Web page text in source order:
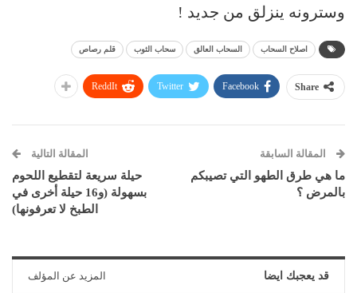
وسترونه ينزلق من جديد !
اصلاح السحاب السحاب العالق سحاب الثوب قلم رصاص
Share
Facebook
Twitter
ReddIt
المقالة السابقة
ما هي طرق الطهو التي تصيبكم
بالمرض ؟
المقالة التالية
حيلة سريعة لتقطيع اللحوم
بسهولة (و16 حيلة أخرى في
الطبخ لا تعرفونها)
قد يعجبك ايضا المزيد عن المؤلف